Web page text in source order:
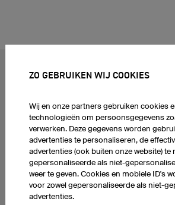
POPULAIRE ONDERWERPEN
Voetbalshirts
Basketbalshirts
Zelf hardloopshirts
ontwerpen
IJshockeyshirts
Motocross shirts
Mountainbikeshirts
T-
ZO GEBRUIKEN WIJ COOKIES
Wij en onze partners gebruiken cookies
technologieën om persoonsgegevens
verwerken. Deze gegevens worden
advertenties te personaliseren, de
advertenties (ook buiten onze website) te
gepersonaliseerde als niet-
weer te geven. Cookies en mobiele ID's
voor zowel gepersonaliseerde als niet-
advertenties.